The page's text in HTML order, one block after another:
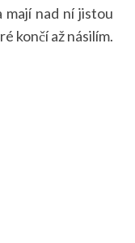
mají nad ní jistou
končí až násilím.